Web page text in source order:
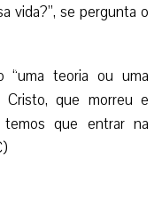
vida?”, se pergunta o
“uma teoria ou uma
Cristo, que morreu e
temos que entrar na